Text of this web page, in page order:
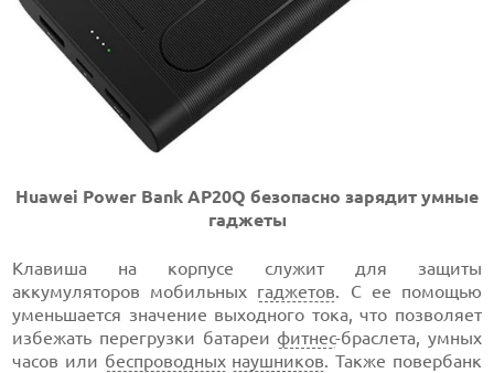
Huawei Power Bank AP20Q безопасно зарядит умные
гаджеты
Клавиша на корпусе служит для защиты
аккумуляторов мобильных гаджетов. С ее помощью
уменьшается значение выходного тока, что позволяет
избежать перегрузки батареифитнес-браслета, умных
часов или беспроводных наушников. Также повербанк